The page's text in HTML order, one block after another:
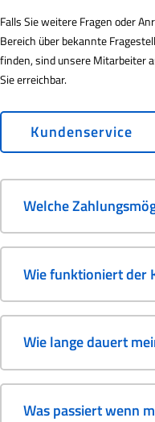
Falls Sie weitere Fragen oder
Bereich über bekannte
finden, sind unsere Mitarbeiter
Sie erreichbar.
Kundenservice
Welche
Wie funktioniert der
Wie lange dauert
Was passiert wenn